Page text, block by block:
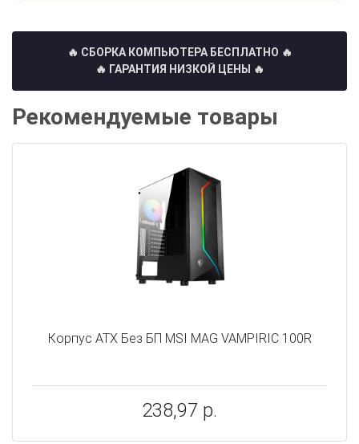
🔥 СБОРКА КОМПЬЮТЕРА БЕСПЛАТНО 🔥
🔥 ГАРАНТИЯ НИЗКОЙ ЦЕНЫ 🔥
Рекомендуемые товары
Корпус ATX Без БП MSI MAG VAMPIRIC 100R
238,97 р.